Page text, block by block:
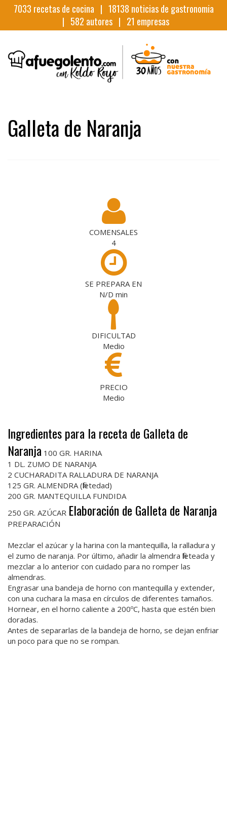
7033 recetas de cocina | 18138 noticias de gastronomia
| 582 autores | 21 empresas
Galleta de Naranja
COMENSALES
4
SE PREPARA EN
N/D min
DIFICULTAD
Medio
PRECIO
Medio
Ingredientes para la receta de Galleta de
Naranja 100 GR. HARINA
1 DL. ZUMO DE NARANJA
2 CUCHARADITA RALLADURA DE NARANJA
125 GR. ALMENDRA (filetedad)
200 GR. MANTEQUILLA FUNDIDA
250 GR. AZÚCAR Elaboración de Galleta de Naranja
PREPARACIÓN
Mezclar el azúcar y la harina con la mantequilla, la ralladura y
el zumo de naranja. Por último, añadir la almendra fileteada y
mezclar a lo anterior con cuidado para no romper las
almendras.
Engrasar una bandeja de horno con mantequilla y extender,
con una cuchara la masa en círculos de diferentes tamaños.
Hornear, en el horno caliente a 200ºC, hasta que estén bien
doradas.
Antes de separarlas de la bandeja de horno, se dejan enfriar
un poco para que no se rompan.